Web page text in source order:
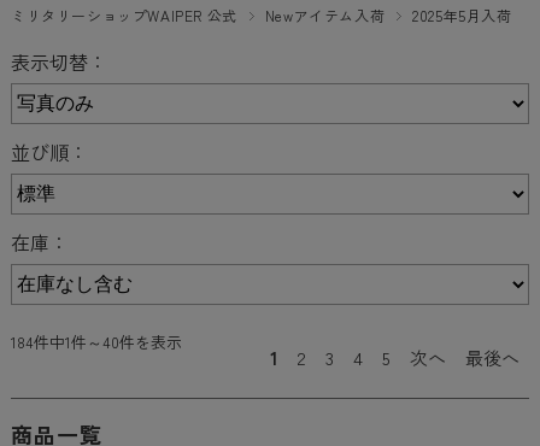
ミリタリーショップWAIPER 公式 Newアイテム入荷 2025年5月入荷
表示切替：
並び順：
在庫：
184件中1件～40件を表示
1 2 3 4 5 次へ 最後へ
商品一覧